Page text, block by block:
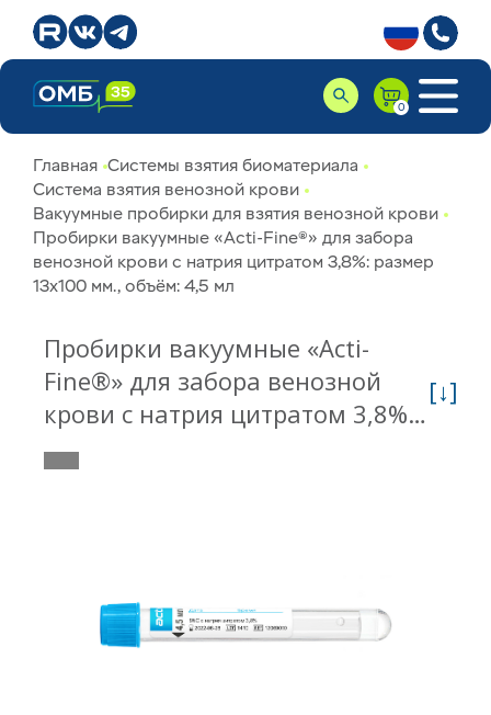
Главная Системы взятия биоматериала
Система взятия венозной крови
Вакуумные пробирки для взятия венозной крови
Пробирки вакуумные «Acti-Fine®» для забора
венозной крови с натрия цитратом 3,8%: размер
13х100 мм., объём: 4,5 мл
Пробирки вакуумные «Acti-
Fine®» для забора венозной
крови с натрия цитратом 3,8%:
размер 13х100 мм., объём: 4,5
мл 11134500
[↓]